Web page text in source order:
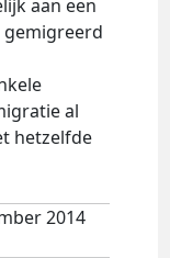
aan een
gemigreerd
al
hetzelfde
2014